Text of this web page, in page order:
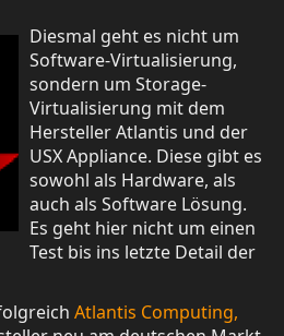
Diesmal geht es nicht um
Software-Virtualisierung,
sondern um Storage-
Virtualisierung mit dem
Hersteller Atlantis und der
USX Appliance. Diese gibt es
sowohl als Hardware, als
auch als Software Lösung.
Es geht hier nicht um einen
Test bis ins letzte Detail der
Atlantis Computing,